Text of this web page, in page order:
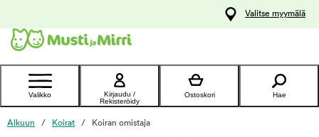
Ota yhteyttä
asiakaspalveluun
Valitse myymälä
Valikko
Kirjaudu /
Rekisteröidy
Ostoskori Hae
Alkuun Koirat Koiran omistaja